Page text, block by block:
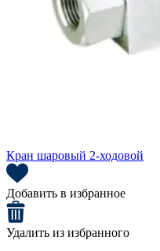
Кран шаровый 2-ходовой
Добавить в избранное
Удалить из избранного